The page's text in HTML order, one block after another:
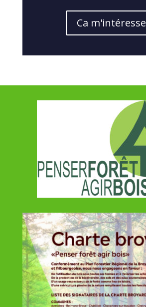
Ca m'intéresse